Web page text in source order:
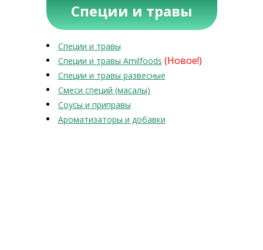
Специи и травы
Специи и травы
Специи и травы Amilfoods (Новое!)
Специи и травы развесные
Смеси специй (масалы)
Соусы и приправы
Ароматизаторы и добавки